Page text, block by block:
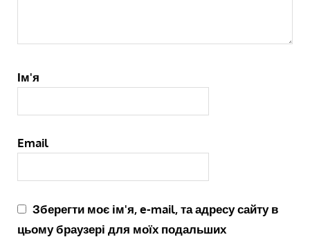
Ім'я
Email
Зберегти моє ім'я, e-mail, та адресу сайту в
цьому браузері для моїх подальших